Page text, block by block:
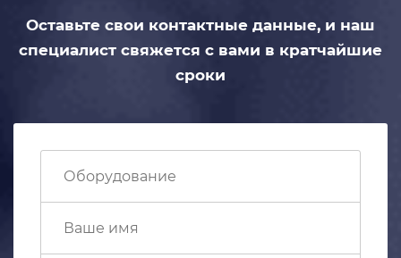
Оставьте свои контактные данные, и наш
специалист свяжется с вами в кратчайшие
сроки